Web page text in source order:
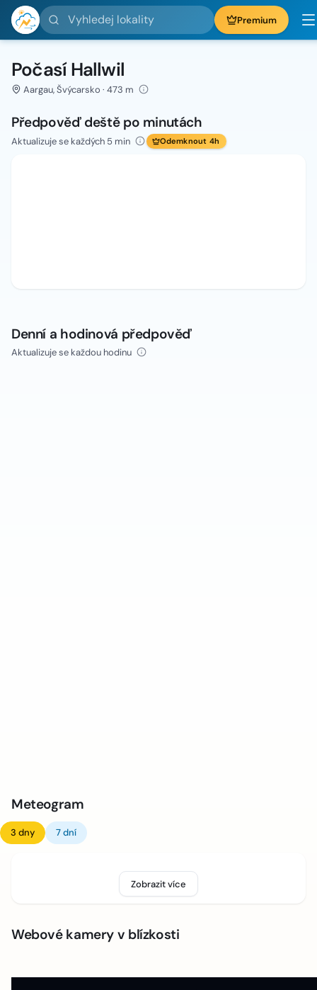
Vyhledej lokality Premium
Počasí Hallwil
Aargau, Švýcarsko · 473 m
Předpověď deště po minutách
Aktualizuje se každých 5 min Odemknout 4h
Denní a hodinová předpověď
Aktualizuje se každou hodinu
Meteogram
3 dny 7 dní
Zobrazit více
Webové kamery v blízkosti